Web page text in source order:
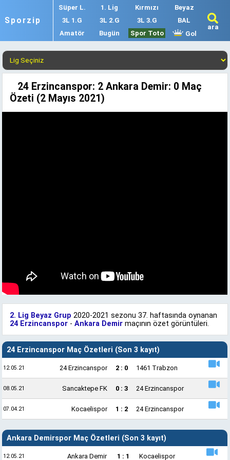
Sporzip
Süper L. 1. Lig Kırmızı
Beyaz
3L 1.G
3L 2.G 3L 3.G
BAL
Amatör
Bugün Spor Toto Gol
ara
24 Erzincanspor: 2 Ankara Demir: 0 Maç
Özeti (2 Mayıs 2021)
2. Lig Beyaz Grup 2020-2021 sezonu 37. haftasında oynanan
24 Erzincanspor -Ankara Demir maçının özet görüntüleri.
24 Erzincanspor Maç Özetleri (Son 3 kayıt)
12.05.21 24 Erzincanspor 2 : 0 1461 Trabzon
08.05.21 Sancaktepe FK 0 : 3 24 Erzincanspor
07.04.21 Kocaelispor 1 : 2 24 Erzincanspor
Ankara Demirspor Maç Özetleri (Son 3 kayıt)
12.05.21 Ankara Demir 1 : 1 Kocaelispor